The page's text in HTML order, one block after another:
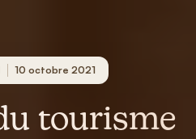
10 octobre 2021
tourisme